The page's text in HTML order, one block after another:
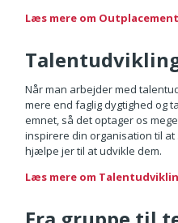
Læs mere om
Når man arbejder med
mere end faglig dygtighed og
emnet, så det optager os
inspirere din organisation til
hjælpe jer til at udvikle dem.
Læs mere om